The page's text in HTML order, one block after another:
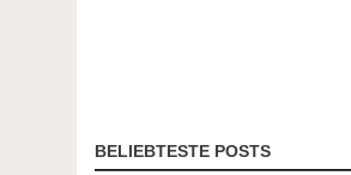
BELIEBTESTE POSTS